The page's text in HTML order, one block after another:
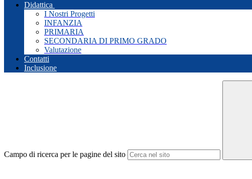
Didattica
I Nostri Progetti
INFANZIA
PRIMARIA
SECONDARIA DI PRIMO GRADO
Valutazione
Contatti
Inclusione
Campo di ricerca per le pagine del sito